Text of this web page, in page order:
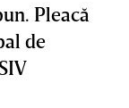
Pleacă
de